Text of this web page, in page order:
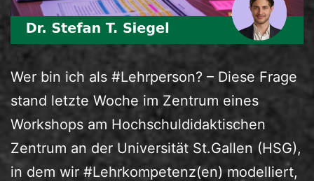
Wer bin ich als #Lehrperson? – Diese Frage
stand letzte Woche im Zentrum eines
Workshops am Hochschuldidaktischen
Zentrum an der Universität St.Gallen (HSG),
in dem wir #Lehrkompetenz(en) modelliert,